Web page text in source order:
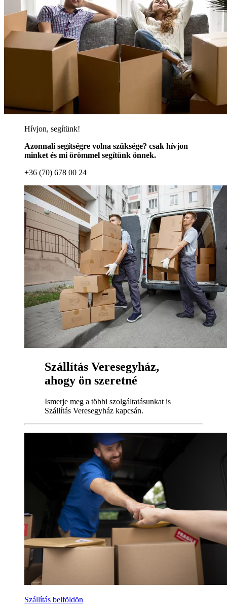
Hívjon, segítünk!
Azonnali segítségre volna szüksége? csak hívjon
minket és mi örömmel segítünk önnek.
+36 (70) 678 00 24
Szállítás Veresegyház,
ahogy ön szeretné
Ismerje meg a többi szolgáltatásunkat is
Szállítás Veresegyház kapcsán.
Szállítás belföldön